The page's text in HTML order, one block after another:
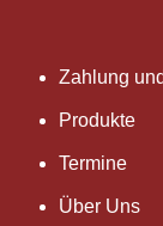
Zahlung
Produkte
Termine
Über Uns